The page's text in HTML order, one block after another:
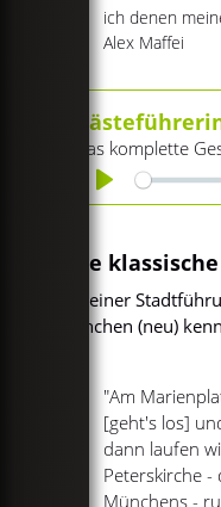
ich denen
Alex Maffei
Das komplette
Play
Eine
Auf einer
München (neu)
"Am
[geht's los]
dann laufen
Peterskirche -
Münchens -